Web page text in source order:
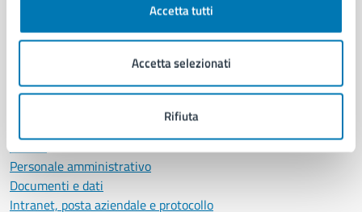
Accetta tutti
Accetta selezionati
Rifiuta
Municipalità
Politici
Personale amministrativo
Documenti e dati
Intranet, posta aziendale e protocollo